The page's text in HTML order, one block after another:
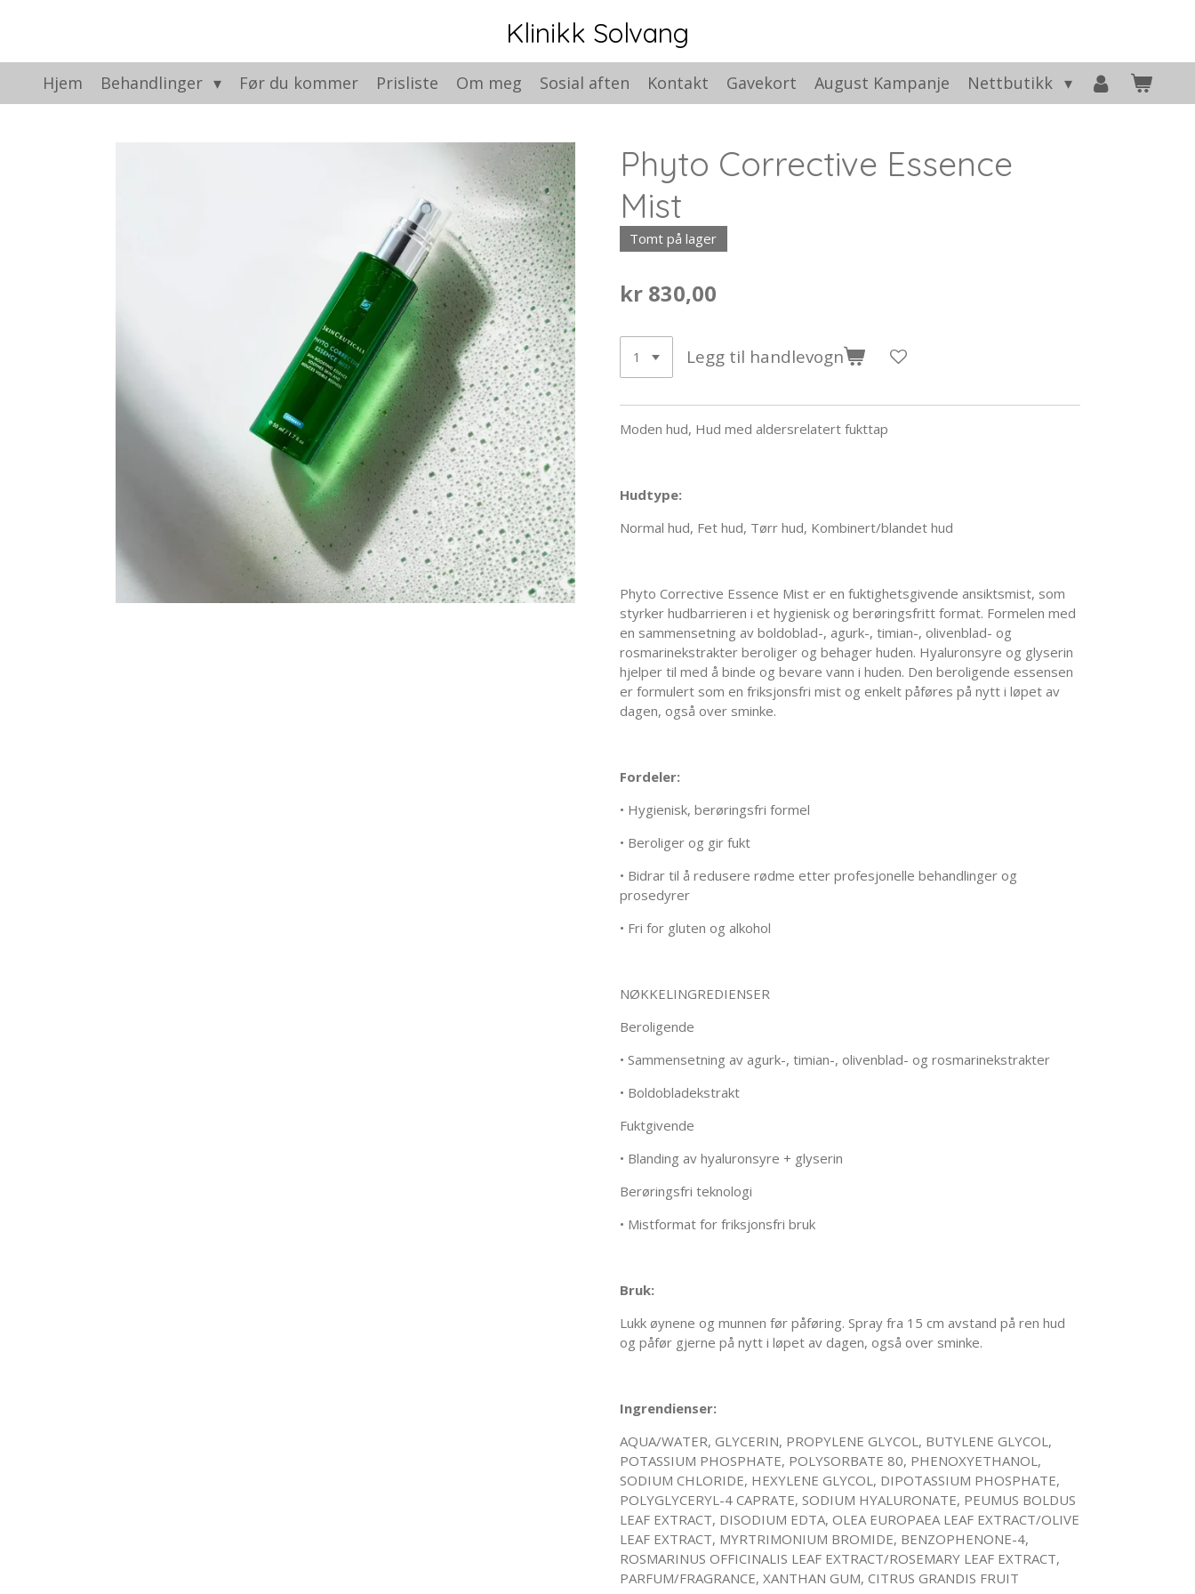
Klinikk Solvang
Hjem Behandlinger Før du kommer Prisliste Om meg Sosial aften Kontakt Gavekort August Kampanje Nettbutikk
Phyto Corrective Essence
Mist
Tomt på lager
kr 830,00
Legg til handlevogn
Moden hud, Hud med aldersrelatert fukttap
Hudtype:
Normal hud, Fet hud, Tørr hud, Kombinert/blandet hud
Phyto Corrective Essence Mist er en fuktighetsgivende ansiktsmist, som
styrker hudbarrieren i et hygienisk og berøringsfritt format. Formelen med
en sammensetning av boldoblad-, agurk-, timian-, olivenblad- og
rosmarinekstrakter beroliger og behager huden. Hyaluronsyre og glyserin
hjelper til med å binde og bevare vann i huden. Den beroligende essensen
er formulert som en friksjonsfri mist og enkelt påføres på nytt i løpet av
dagen, også over sminke.
Fordeler:
• Hygienisk, berøringsfri formel
• Beroliger og gir fukt
• Bidrar til å redusere rødme etter profesjonelle behandlinger og
prosedyrer
• Fri for gluten og alkohol
NØKKELINGREDIENSER
Beroligende
• Sammensetning av agurk-, timian-, olivenblad- og rosmarinekstrakter
• Boldobladekstrakt
Fuktgivende
• Blanding av hyaluronsyre + glyserin
Berøringsfri teknologi
• Mistformat for friksjonsfri bruk
Bruk:
Lukk øynene og munnen før påføring. Spray fra 15 cm avstand på ren hud
og påfør gjerne på nytt i løpet av dagen, også over sminke.
Ingrendienser:
AQUA/WATER, GLYCERIN, PROPYLENE GLYCOL, BUTYLENE GLYCOL,
POTASSIUM PHOSPHATE, POLYSORBATE 80, PHENOXYETHANOL,
SODIUM CHLORIDE, HEXYLENE GLYCOL, DIPOTASSIUM PHOSPHATE,
POLYGLYCERYL-4 CAPRATE, SODIUM HYALURONATE, PEUMUS BOLDUS
LEAF EXTRACT, DISODIUM EDTA, OLEA EUROPAEA LEAF EXTRACT/OLIVE
LEAF EXTRACT, MYRTRIMONIUM BROMIDE, BENZOPHENONE-4,
ROSMARINUS OFFICINALIS LEAF EXTRACT/ROSEMARY LEAF EXTRACT,
PARFUM/FRAGRANCE, XANTHAN GUM, CITRUS GRANDIS FRUIT